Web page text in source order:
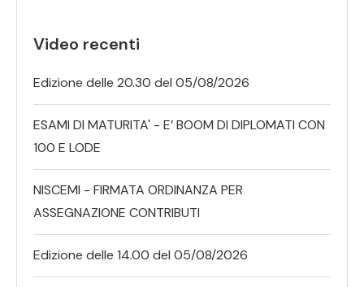
Video recenti
Edizione delle 20.30 del 05/08/2026
ESAMI DI MATURITA' - E’ BOOM DI DIPLOMATI CON
100 E LODE
NISCEMI - FIRMATA ORDINANZA PER
ASSEGNAZIONE CONTRIBUTI
Edizione delle 14.00 del 05/08/2026